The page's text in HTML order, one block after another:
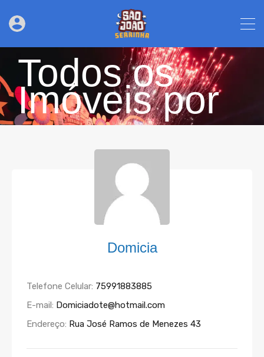
Todos os
Imóveis por
Domicia
Telefone Celular: 75991883885
E-mail: Domiciadote@hotmail.com
Endereço: Rua José Ramos de Menezes 43